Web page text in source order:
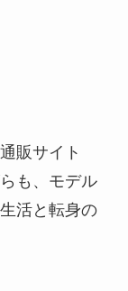
販サイト
も、モデル
活と転身の